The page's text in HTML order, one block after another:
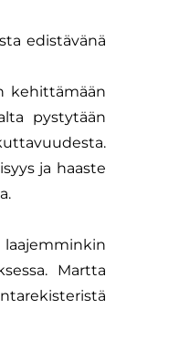
edistävänä
kehittämään
pystytään
ja haaste
laajemminkin
Martta